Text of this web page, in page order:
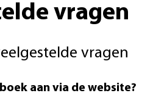
vragen
vragen
aan via de website?